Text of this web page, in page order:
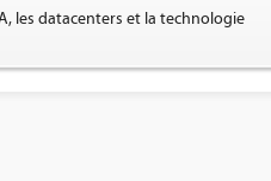
les datacenters et la technologie